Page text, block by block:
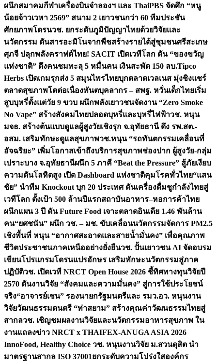
ผนึกสมาคมกีฬาเครื่องบินจำลองฯ และ ThaiPBS จัดศึก “หนู
น้อยจ้าวเวหา 2569” สนาม 2 เยาวชนกว่า 60 ทีมประชัน
ศักยภาพโดรนวช. ยกระดับภูมิปัญญาไทยด้วยวิจัยและ
นวัตกรรม ดันสารอะมิโนจากพืชสร้างรายได้สู่ชุมชนศรีสะเกษ
ศุภจี ปลุกพลังคราฟต์ไทย! SACIT เปิดเวทีโลก ดัน “ของขวัญ
แห่งชาติ” ดึงคนชมทะลุ 5 หมื่นคน เงินสะพัด 150 ลบ.Tipco
Herbs เปิดเกมรุกส่ง 5 สมุนไพรไทยบุกตลาดเวลเนส มุ่งชิงแชร์
ตลาดสุขภาพโตต่อเนื่องทันตบุคลากร – สพฐ. หวั่นเด็กไทยเริ่ม
สูบบุหรี่ตั้งแต่วัย 9 ขวบ ผนึกพลังเยาวชนจัดงาน “Zero Smoke
No Vape” สร้างสังคมไทยปลอดบุหรี่และบุหรี่ไฟฟ้าวช. หนุน
มจธ. สร้างต้นแบบดูแลผู้สูงวัยเชิงรุก จ.อุทัยธานี ดึง รพ.สต.-
อสม. เสริมทักษะดูแลสุขภาพวช.หนุน “รถทันตกรรมเคลื่อนที่
อัจฉริยะ” เพิ่มโอกาสเข้าถึงบริการสุขภาพช่องปาก ผู้สูงวัย-กลุ่ม
เปราะบาง จ.อุทัยธานีผนึก 5 ภาคี “Beat the Pressure” สู้ภัยเงียบ
ความดันโลหิตสูง เปิด Dashboard แห่งชาติคุมโรคทั่วไทย“แสน
ชัย” นำทีม Knockout บุก 20 ประเทศ ดันเครื่องดื่มชูกำลังไทยสู่
เวทีโลก ตั้งเป้า 500 ล้านปีแรกสถาบันอาหาร–หอการค้าไทย
ผนึกแผน 3 ปี ดัน Future Food เจาะตลาดอินเดีย 1.46 พันล้าน
คน“ยศชนัน” ผนึก วช. – มช. ขับเคลื่อนนวัตกรรมจัดการ PM2.5
เชิงพื้นที่ หนุน “อากาศสะอาดและสายน้ำมั่นคง” เพื่อคุณภาพ
ชีวิตประชาชนภาคเหนืออย่างยั่งยืนวช. ปั้นเยาวชน AI จัดอบรม
เขียนโปรแกรมโดรนแปรอักษร เสริมทักษะนวัตกรรมสู่ภาค
ปฏิบัติวช. เปิดเวที NRCT Open House 2026 ชี้ทิศทางทุนวิจัยปี
2570 ดันงานวิจัย “สังคมและความมั่นคง” สู่การใช้ประโยชน์
จริง“อาจารย์เชน” รองนายกรัฐมนตรีและ รมว.อว. หนุนงาน
วิจัยวัฒนธรรมดนตรี “ท่าสยาม” สร้างคุณค่าวัฒนธรรมไทยสู่
สากลวช. เชิญชมผลงานวิจัยและนวัตกรรมอาหารสุขภาพ ใน
งานแถลงข่าว NRCT x THAIFEX-ANUGA ASIA 2026
InnoFood, Healthy Choice วช. หนุนงานวิจัย ม.สวนดุสิต นำ
มาตรฐานสากล ISO 37001ยกระดับความโปร่งใสองค์กร